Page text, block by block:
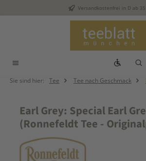
Zum Hauptinhalt springenVersandkostenfrei in D ab
Sie sind hier: Tee Tee nach Geschmack
Earl Grey: Special Earl
(Ronnefeldt Tee -